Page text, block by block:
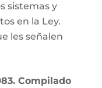
sistemas y
en la Ley.
les señalen
Compilado